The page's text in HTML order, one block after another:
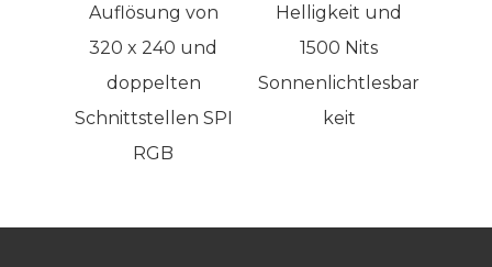
Auflösung von
320 x 240 und
doppelten
Schnittstellen SPI
RGB
Helligkeit und
1500 Nits
Sonnenlichtlesbar
keit